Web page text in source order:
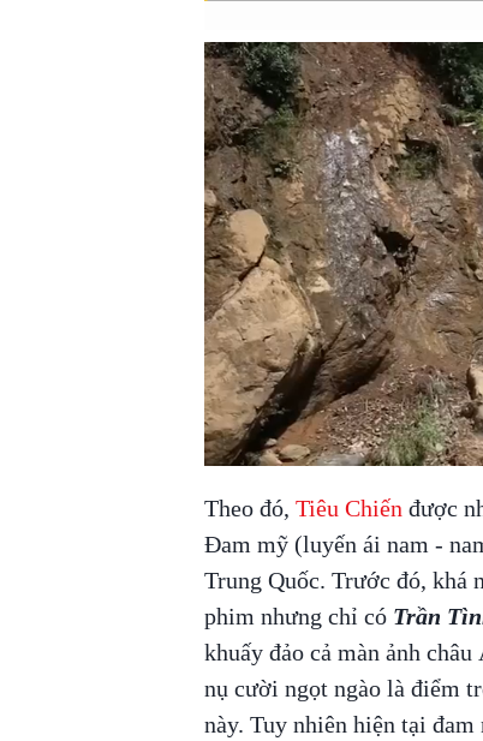
Theo đó, Tiêu Chiến được
Đam mỹ (luyến ái nam -
Trung Quốc. Trước đó, khá
phim nhưng chỉ có Trần
khuấy đảo cả màn ảnh
nụ cười ngọt ngào là điểm
này. Tuy nhiên hiện tại